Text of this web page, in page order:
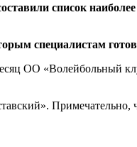
список
ОО «Волейбольный